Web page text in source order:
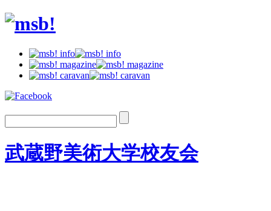
武蔵野美術大学校友会